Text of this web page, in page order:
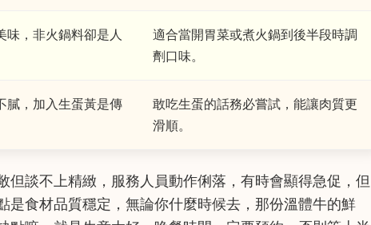
味，非火鍋料卻是人
適合當開胃菜或煮火鍋到後半段時調
劑口味。
膩，加入生蛋黃是傳
敢吃生蛋的話務必嘗試，能讓肉質更
滑順。
但談不上精緻，服務人員動作俐落，有時會顯得急促，但
是食材品質穩定，無論你什麼時候去，那份溫體牛的鮮